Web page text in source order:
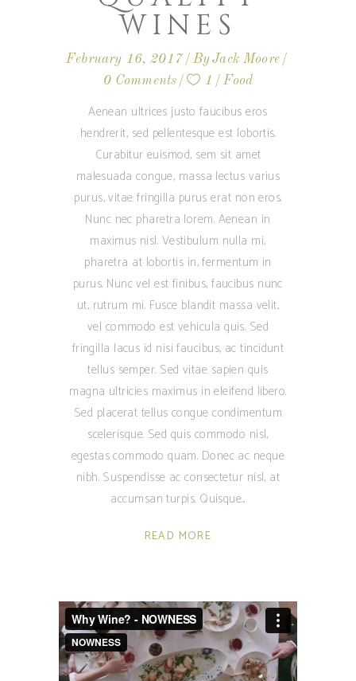
WINES
February 16, 2017 ByJack Moore
0 Comments
1 Food
Aenean ultrices justo faucibus eros
hendrerit, sed pellentesque est lobortis.
Curabitur euismod, sem sit amet
malesuada congue, massa lectus varius
purus, vitae fringilla purus erat non eros.
Nunc nec pharetra lorem. Aenean in
maximus nisl. Vestibulum nulla mi,
pharetra at lobortis in, fermentum in
purus. Nunc vel est finibus, faucibus nunc
ut, rutrum mi. Fusce blandit massa velit,
vel commodo est vehicula quis. Sed
fringilla lacus id nisi faucibus, ac tincidunt
tellus semper. Sed vitae sapien quis
magna ultricies maximus in eleifend libero.
Sed placerat tellus congue condimentum
scelerisque. Sed quis commodo nisl,
egestas commodo quam. Donec ac neque
nibh. Suspendisse ac consectetur nisl, at
accumsan turpis. Quisque
READ MORE